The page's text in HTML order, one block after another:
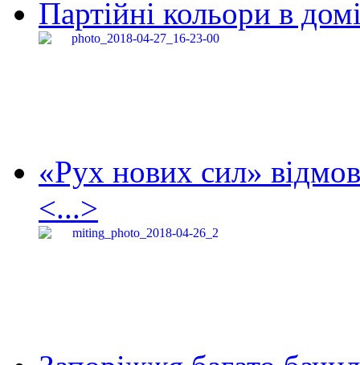
Партійні кольори в
«Рух нових сил»
<...>